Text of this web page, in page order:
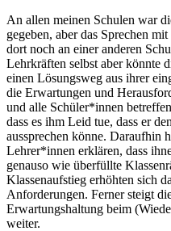
An allen meinen Schulen war
gegeben, aber das Sprechen
dort noch an einer anderen
Lehrkräften selbst aber könnte
einen Lösungsweg aus ihrer
die Erwartungen und
und alle Schüler*innen
dass es ihm Leid tue, dass er
aussprechen könne. Daraufhin
Lehrer*innen erklären, dass
genauso wie überfüllte
Klassenaufstieg erhöhten sich
Anforderungen. Ferner steigt
Erwartungshaltung beim
weiter.